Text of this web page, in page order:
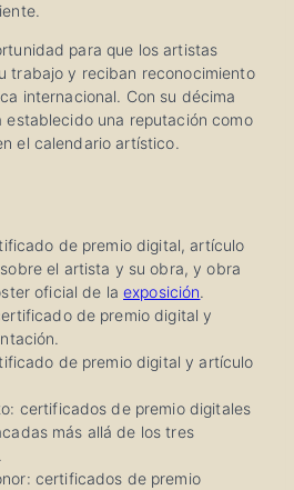
para que los artistas
trabajo y reciban reconocimiento
internacional. Con su décima
establecido una reputación como
el calendario artístico.
de premio digital, artículo
el artista y su obra, y obra
oficial de laexposición.
de premio digital y
de premio digital y artículo
certificados de premio digitales
más allá de los tres
certificados de premio